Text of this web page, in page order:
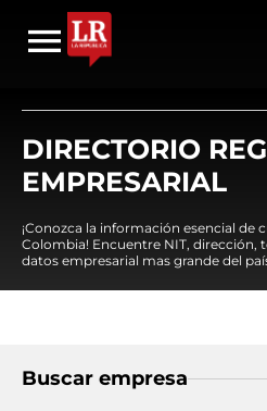
DIRECTORIO
EMPRESARIAL
¡Conozca la información esencial de
Colombia! Encuentre NIT, dirección,
datos empresarial mas grande del
Buscar empresa